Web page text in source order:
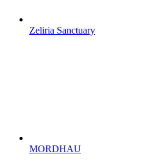
Zeliria Sanctuary
MORDHAU